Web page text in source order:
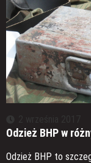
Odzież BHP w
Odzież BHP to